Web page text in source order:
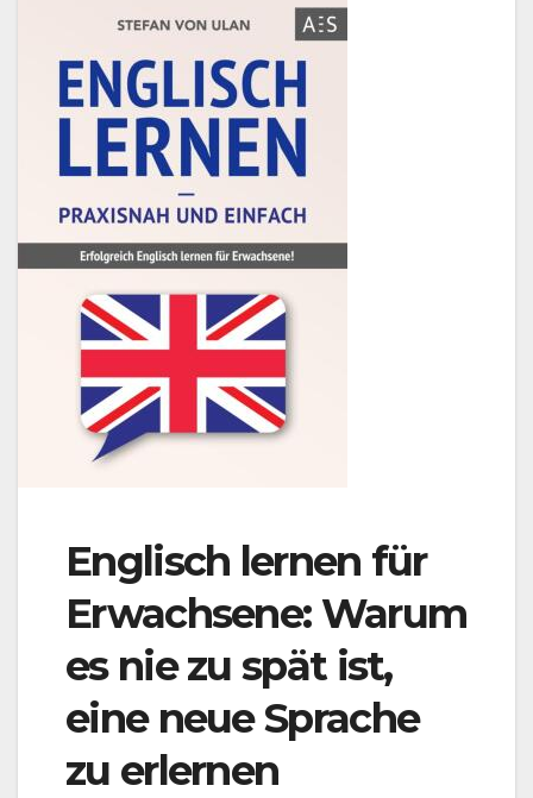
Englisch lernen für
Erwachsene: Warum
es nie zu spät ist,
eine neue Sprache
zu erlernen